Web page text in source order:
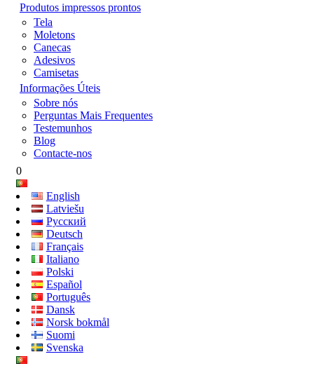
Produtos impressos prontos
Tela
Moletons
Canecas
Adesivos
Camisetas
Informações Úteis
Sobre nós
Perguntas Mais Frequentes
Testemunhos
Blog
Contacte-nos
0
English
Latviešu
Русский
Deutsch
Français
Italiano
Polski
Español
Português
Dansk
Norsk bokmål
Suomi
Svenska